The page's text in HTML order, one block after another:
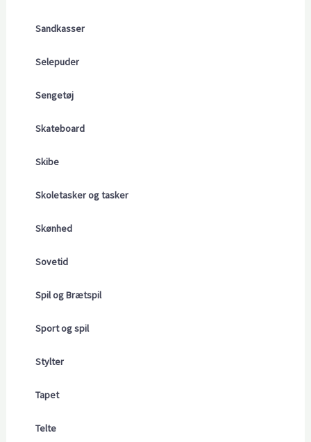
Sandkasser
Selepuder
Sengetøj
Skateboard
Skibe
Skoletasker og tasker
Skønhed
Sovetid
Spil og Brætspil
Sport og spil
Stylter
Tapet
Telte